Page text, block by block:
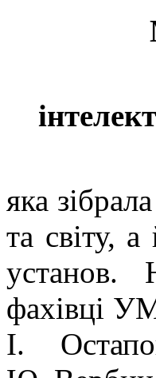
яка
та світу,
установ.
фахівці
І.